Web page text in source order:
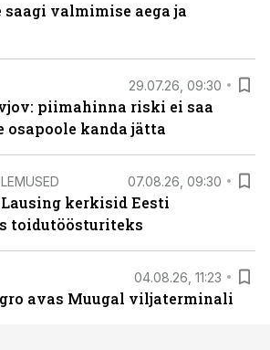
saagi valmimise aega ja
29.07.26, 09:30
piimahinna riski ei saa
osapoole kanda jätta
07.08.26, 09:30
kerkisid Eesti
toidutöösturiteks
04.08.26, 11:23
avas Muugal viljaterminali